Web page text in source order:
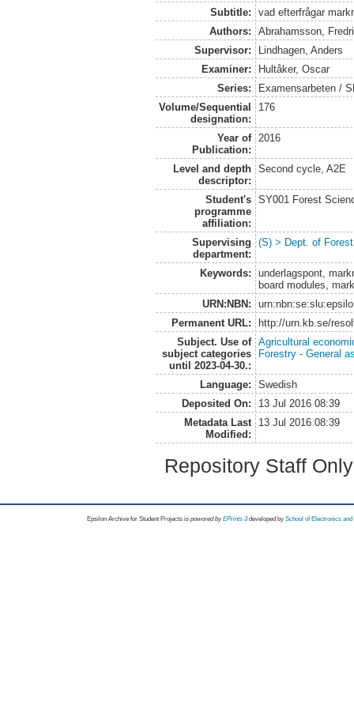
Subtitle:
vad efterfrågar
Authors:
Abrahamsson,
Supervisor:
Lindhagen, Anders
Examiner:
Hultåker, Oscar
Series:
Examensarbeten /
Volume/Sequential
designation:
176
Year of
Publication:
2016
Level and depth
descriptor:
Second cycle, A2E
Student's
programme
affiliation:
SY001 Forest
Supervising
department:
(S) > Dept. of
Keywords:
underlagspont,
board modules,
URN:NBN:
Permanent URL:
http://urn.kb.se/
Subject. Use of
subject categories
until 2023-04-30.:
Agricultural
Forestry - General
Language:
Swedish
Deposited On:
13 Jul 2016 08:39
Metadata Last
Modified:
13 Jul 2016 08:39
Repository Staff
Epsilon Archive for Student Projects is powored byEPrints 3 developed by School of Electronics